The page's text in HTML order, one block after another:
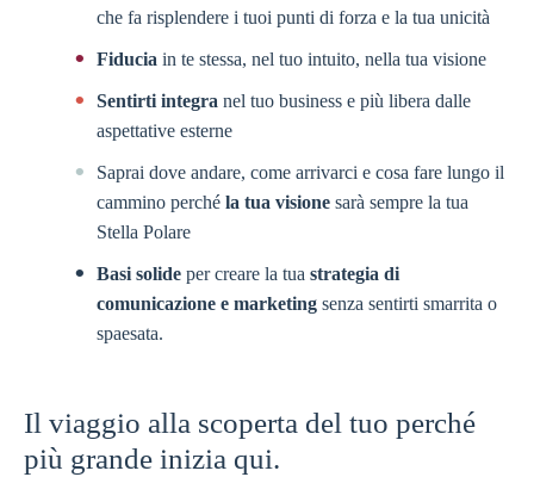
che fa risplendere i tuoi punti di forza e la tua unicità
Fiducia in te stessa, nel tuo intuito, nella tua visione
Sentirti integra nel tuo business e più libera dalle
aspettative esterne
Saprai dove andare, come arrivarci e cosa fare lungo il
cammino perché la tua visione sarà sempre la tua
Stella Polare
Basi solide per creare la tua strategia di
comunicazione e marketing senza sentirti smarrita o
spaesata.
Il viaggio alla scoperta del tuo perché
più grande inizia qui.